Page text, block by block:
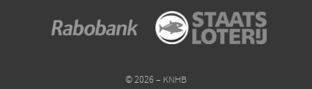
© 2026 – KNHB